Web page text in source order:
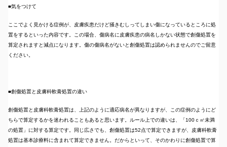
■気をつけて
ここでよく見かける症例が、皮膚疾患だけど掻きむしってしまい傷になっているところに処
置をするといった内容です。この場合、傷病名に皮膚疾患の病名しかない状態で創傷処置を
算定されますと減点になります。傷の傷病名がないと創傷処置は認められませんのでご留意
ください。
■創傷処置と皮膚科軟膏処置の違い
創傷処置と皮膚科軟膏処置は、上記のように適応病名が異なりますが、この症例のようにど
ちらで算定するかを迷われることもあると思います。ルール上での違いは、「100ｃ㎡未満
の処置」に対する算定です。同じ広さでも、創傷処置は52点で算定できますが、皮膚科軟膏
処置は基本診療料に含まれて算定できません。だからといって、そのかわりに創傷処置で算